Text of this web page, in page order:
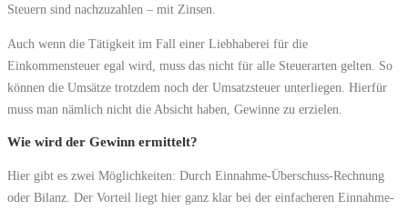
Steuern sind nachzuzahlen – mit Zinsen.
Auch wenn die Tätigkeit im Fall einer Liebhaberei für die
Einkommensteuer egal wird, muss das nicht für alle Steuerarten gelten. So
können die Umsätze trotzdem noch der Umsatzsteuer unterliegen. Hierfür
muss man nämlich nicht die Absicht haben, Gewinne zu erzielen.
Wie wird der Gewinn ermittelt?
Hier gibt es zwei Möglichkeiten: Durch Einnahme-Überschuss-Rechnung
oder Bilanz. Der Vorteil liegt hier ganz klar bei der einfacheren Einnahme-